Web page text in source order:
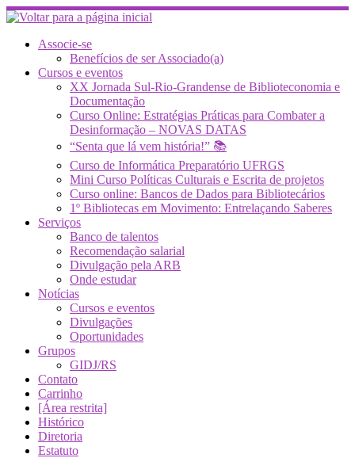
Skip
to
contentAssocie-se
Benefícios de ser Associado(a)
Cursos e eventos
XX Jornada Sul-Rio-Grandense de Biblioteconomia e
Documentação
Curso Online: Estratégias Práticas para Combater a
Desinformação – NOVAS DATAS
“Senta que lá vem história!” 📚
Curso de Informática Preparatório UFRGS
Mini Curso Políticas Culturais e Escrita de projetos
Curso online: Bancos de Dados para Bibliotecários
1º Bibliotecas em Movimento: Entrelaçando Saberes
Serviços
Banco de talentos
Recomendação salarial
Divulgação pela ARB
Onde estudar
Notícias
Cursos e eventos
Divulgações
Oportunidades
Grupos
GIDJ/RS
Contato
Carrinho
[Área restrita]
Histórico
Diretoria
Estatuto